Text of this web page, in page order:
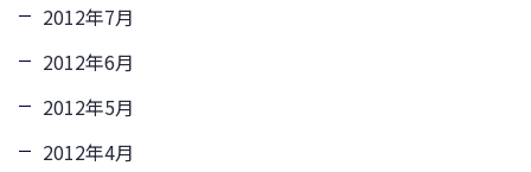
2012年7月
2012年6月
2012年5月
2012年4月